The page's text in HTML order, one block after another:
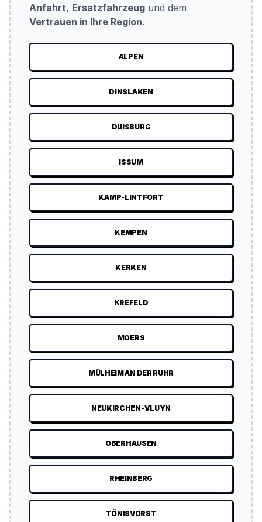
Anfahrt, Ersatzfahrzeug und dem
Vertrauen in Ihre Region.
ALPEN
DINSLAKEN
DUISBURG
ISSUM
KAMP-LINTFORT
KEMPEN
KERKEN
KREFELD
MOERS
MÜLHEIM AN DER RUHR
NEUKIRCHEN-VLUYN
OBERHAUSEN
RHEINBERG
TÖNISVORST